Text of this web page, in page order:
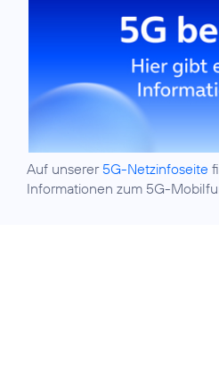
Auf unserer 5G-Netzinfoseite
Informationen zum 5G-